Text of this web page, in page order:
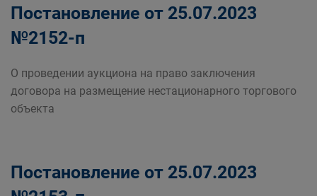
Постановление от 25.07.2023
№2152-п
О проведении аукциона на право заключения
договора на размещение нестационарного торгового
объекта
Постановление от 25.07.2023